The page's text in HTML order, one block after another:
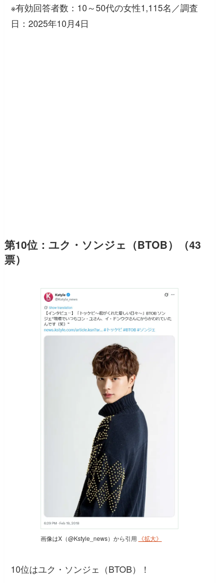
※有効回答者数：10～50代の女性1,115名／調査
日：2025年10月4日
第10位：ユク・ソンジェ（BTOB）（43
票）
画像はX（@Kstyle_news）から引用 《拡大》
10位はユク・ソンジェ（BTOB）！